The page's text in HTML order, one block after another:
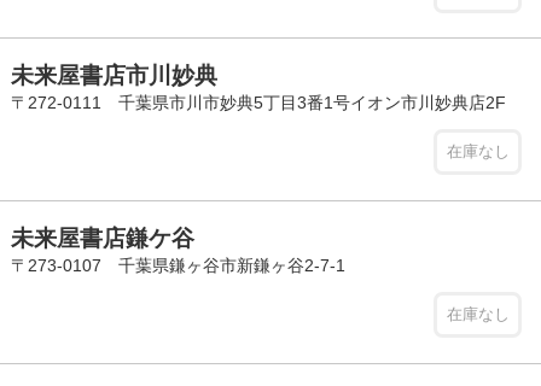
未来屋書店市川妙典
〒272-0111 千葉県市川市妙典5丁目3番1号イオン市川妙典店2F
在庫なし
未来屋書店鎌ケ谷
〒273-0107 千葉県鎌ヶ谷市新鎌ヶ谷2-7-1
在庫なし